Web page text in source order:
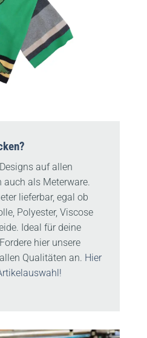
auf allen
auch als Meterware.
lieferbar, egal ob
Polyester, Viscose
Ideal für deine
hier unsere
Qualitäten an. Hier